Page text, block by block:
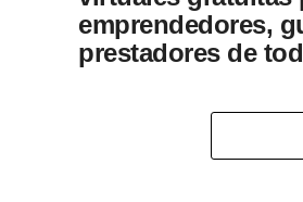
emprendedores,
prestadores de
jueves la propuesta